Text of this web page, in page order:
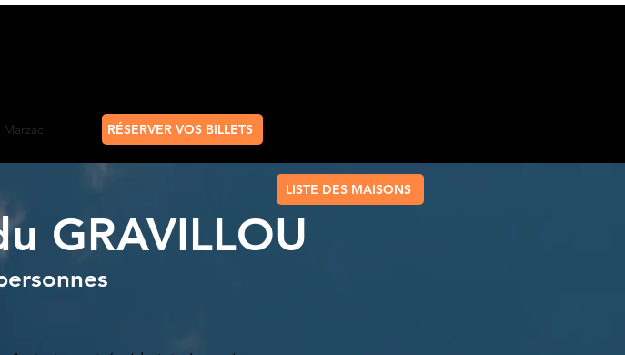
RÉSERVER VOS BILLETS
LISTE DES MAISONS
GRAVILLOU